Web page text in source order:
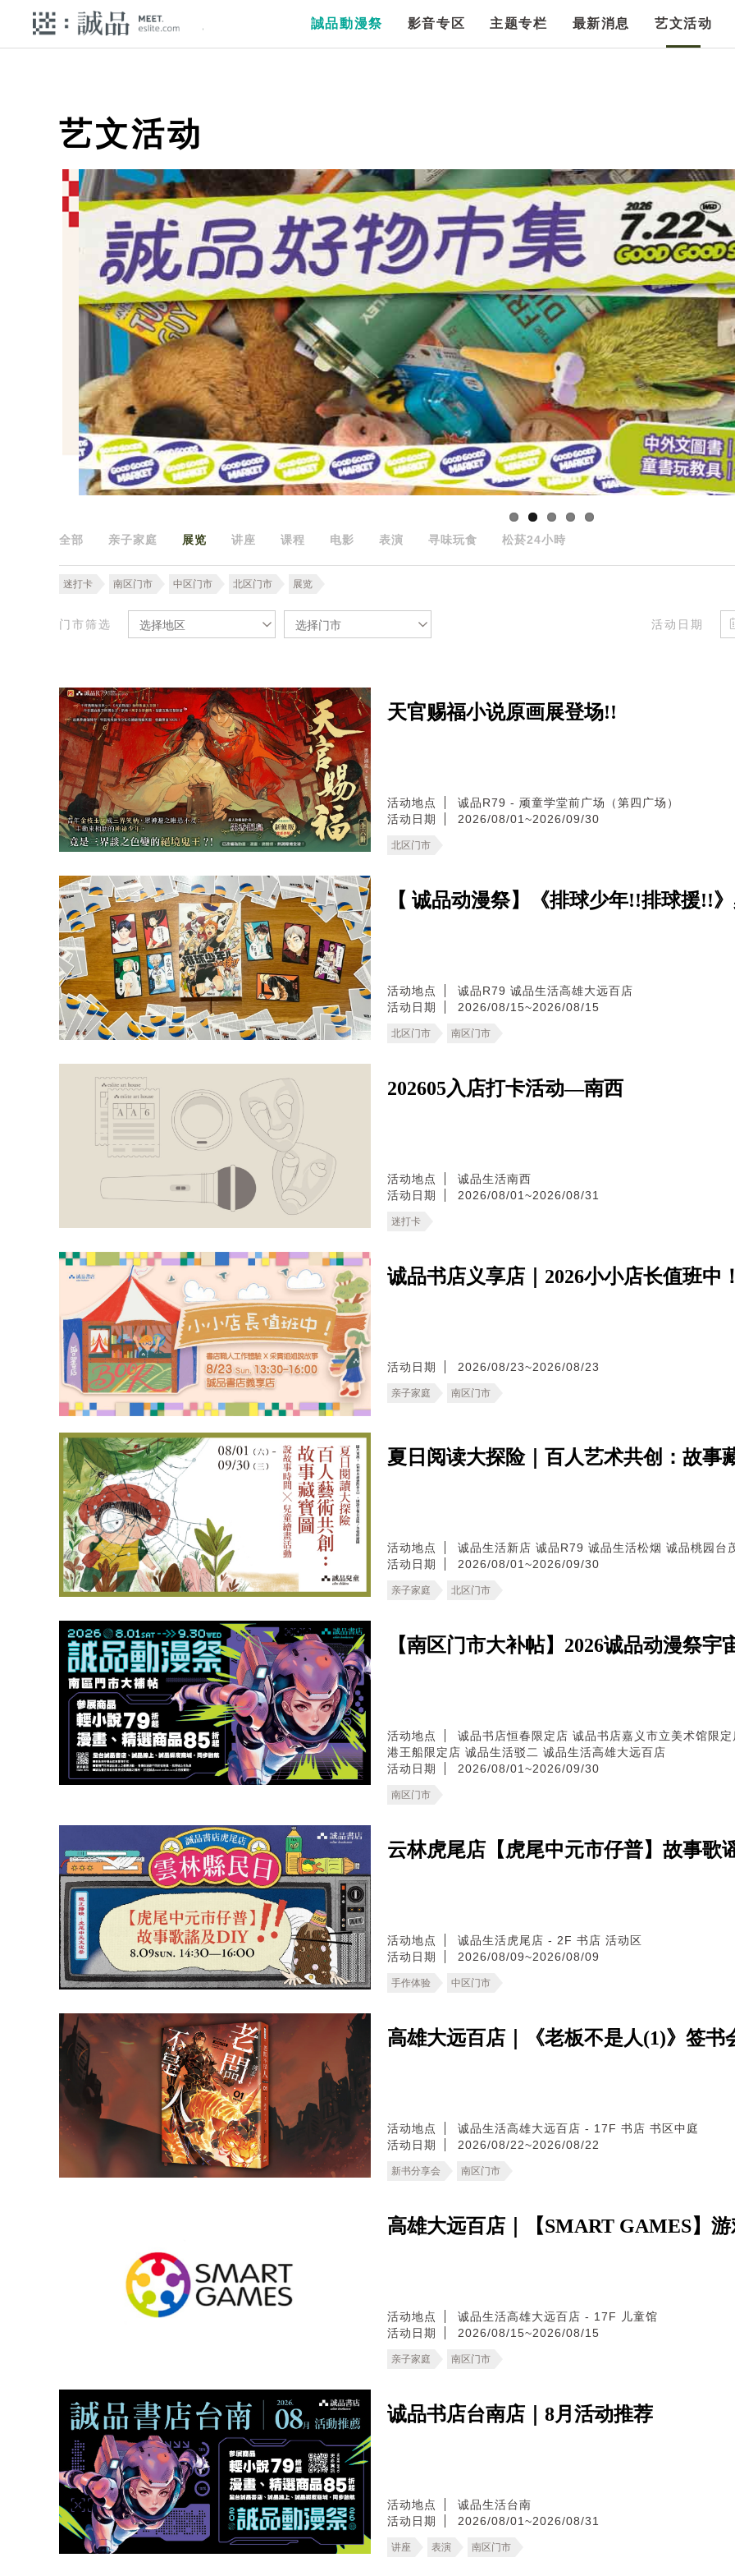
誠品動漫祭 影音专区 主题专栏 最新消息 艺文活动
艺文活动
全部 亲子家庭 展览 讲座 课程 电影 表演 寻味玩食 松菸24小時
迷打卡 南区门市 中区门市 北区门市 展览
门市筛选 选择地区 选择门市 活动日期
天官赐福小说原画展登场!!
活动地点
诚品R79 - 顽童学堂前广场（第四广场）
活动日期
2026/08/01~2026/09/30
北区门市
【 诚品动漫祭】《排球少年!!排球援!!
活动地点 诚品R79 诚品生活高雄大远百店
活动日期
2026/08/15~2026/08/15
北区门市 南区门市
202605入店打卡活动—南西
活动地点
诚品生活南西
活动日期
2026/08/01~2026/08/31
迷打卡
诚品书店义享店｜2026小小店长值班中！
活动日期 2026/08/23~2026/08/23
亲子家庭 南区门市
夏日阅读大探险｜百人艺术共创：故事
活动地点 诚品生活新店 诚品R79 诚品生活松烟 诚品桃园台
活动日期
2026/08/01~2026/09/30
亲子家庭 北区门市
【南区门市大补帖】2026诚品动漫祭宇
活动地点 诚品书店恒春限定店 诚品书店嘉义市立美术馆限定
港王船限定店 诚品生活驳二 诚品生活高雄大远百店
活动日期
2026/08/01~2026/09/30
南区门市
云林虎尾店【虎尾中元市仔普】故事歌
活动地点
诚品生活虎尾店 - 2F 书店 活动区
活动日期
2026/08/09~2026/08/09
手作体验 中区门市
高雄大远百店｜《老板不是人(1)》签书
活动地点
诚品生活高雄大远百店 - 17F 书店 书区中庭
活动日期
2026/08/22~2026/08/22
新书分享会 南区门市
高雄大远百店｜【SMART GAMES】
活动地点
诚品生活高雄大远百店 - 17F 儿童馆
活动日期
2026/08/15~2026/08/15
亲子家庭 南区门市
诚品书店台南店｜8月活动推荐
活动地点
诚品生活台南
活动日期
2026/08/01~2026/08/31
讲座 表演 南区门市